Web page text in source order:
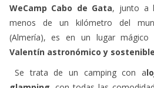
WeCamp Cabo de Gata, junto a
menos de un kilómetro del
(Almería), es en un lugar mágico
Valentín astronómico y sostenible.
Se trata de un camping con a